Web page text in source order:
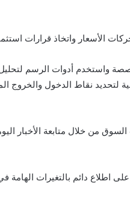
الأسعار واتخاذ قرارات
واستخدم أدوات الرسم
لتحديد نقاط الدخول والخروج
من خلال متابعة الأخبار
اطلاع دائم بالتغيرات الهامة